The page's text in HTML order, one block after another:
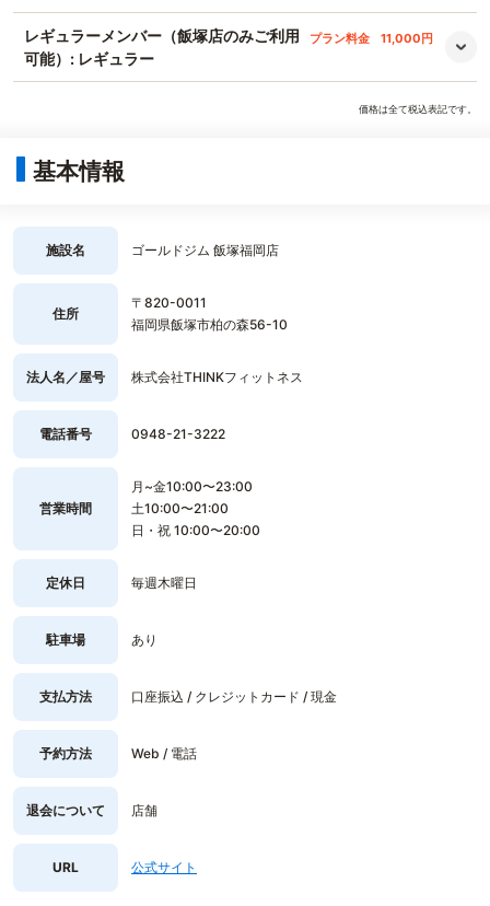
レギュラーメンバー（飯塚店のみご利用
可能）: レギュラー
プラン料金 11,000円
価格は全て税込表記です。
基本情報
施設名 ゴールドジム 飯塚福岡店
住所
〒820-0011
福岡県飯塚市柏の森56-10
法人名／屋号 株式会社THINKフィットネス
電話番号 0948-21-3222
営業時間
月~金10:00〜23:00
土10:00〜21:00
日・祝 10:00〜20:00
定休日 毎週木曜日
駐車場 あり
支払方法 口座振込 / クレジットカード / 現金
予約方法 Web / 電話
退会について 店舗
URL 公式サイト